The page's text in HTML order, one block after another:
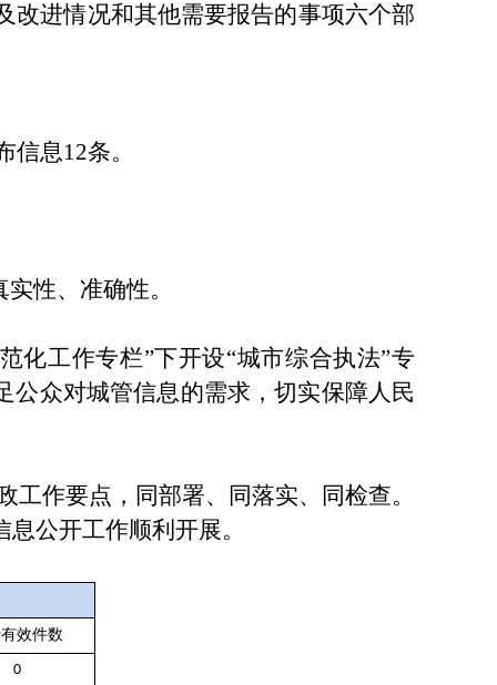
改进情况和其他需要报告的事项六个部
信息12条。
性、准确性。
化工作专栏”下开设“城市综合执法”专
公众对城管信息的需求，切实保障人民
作要点，同部署、同落实、同检查。
公开工作顺利开展。
效件数
0